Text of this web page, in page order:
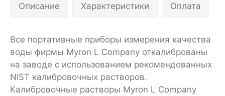
Описание Характеристики Оплата
Все портативные приборы измерения качества
воды фирмы Myron L Company откалиброваны
на заводе с использованием рекомендованных
NIST калибровочных растворов.
Калибровочные растворы Myron L Company